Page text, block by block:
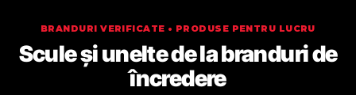
BRANDURI VERIFICATE • PRODUSE PENTRU LUCRU
Scule și unelte de la branduri de
încredere